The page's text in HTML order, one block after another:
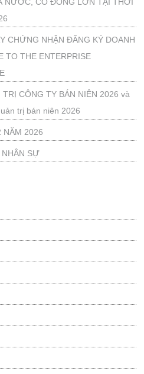
CHỨNG NHẬN ĐĂNG KÝ DOANH
TO THE ENTERPRISE
CÔNG TY BÁN NIÊN 2026 và
trị bán niên 2026
NĂM 2026
NHÂN SỰ